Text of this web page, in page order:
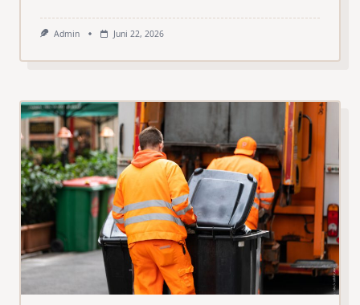
Admin Juni 22, 2026